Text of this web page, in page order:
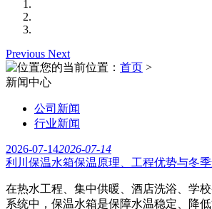
Previous Next
您的当前位置： 首页 >
新闻中心
公司新闻
行业新闻
2026-07-142026-07-14
利川保温水箱保温原理、工程优势与冬
在热水工程、集中供暖、酒店洗浴、学
系统中，保温水箱是保障水温稳定、降